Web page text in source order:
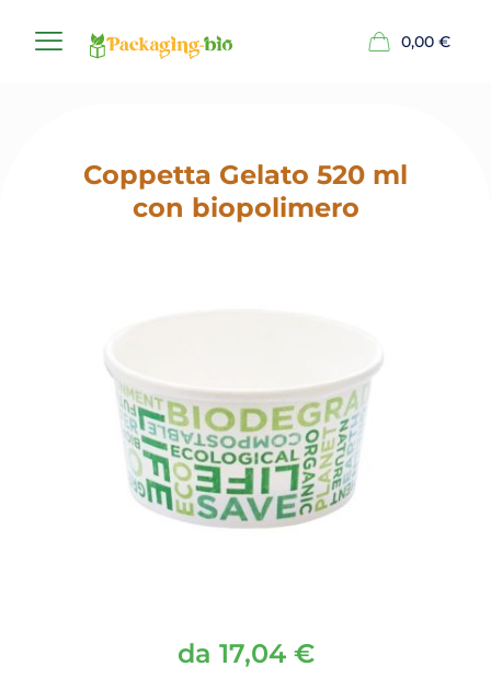
0,00 €
Coppetta Gelato 520 ml
con biopolimero
da 17,04 €